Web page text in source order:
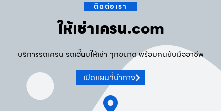
ติดต่อเรา
ให้เช่าเครน.com
บริการรถเครน รถเฮี๊ยบให้เช่า ทุกขนาด พร้อมคนขับมืออาชีพ
เปิดแผนที่นำทาง